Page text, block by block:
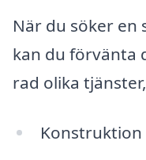
När du söker en
kan du förvänta
rad olika